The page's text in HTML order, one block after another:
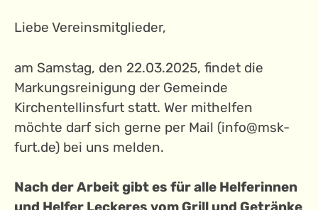
Liebe Vereinsmitglieder,
am Samstag, den 22.03.2025, findet die
Markungsreinigung der Gemeinde
Kirchentellinsfurt statt. Wer mithelfen
möchte darf sich gerne per Mail (info@msk-
furt.de) bei uns melden.
Nach der Arbeit gibt es für alle Helferinnen